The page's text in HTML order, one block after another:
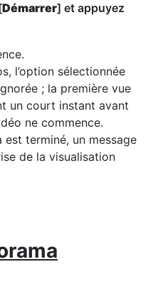
Démarrer] et appuyez
l’option sélectionnée
; la première vue
un court instant avant
ne commence.
terminé, un message
de la visualisation